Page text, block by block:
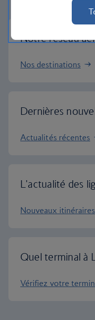
Notre réseau
Nos destinations
Dernières
Actualités récentes
L'actualité des
Nouveaux
Quel terminal à
Vérifiez votre